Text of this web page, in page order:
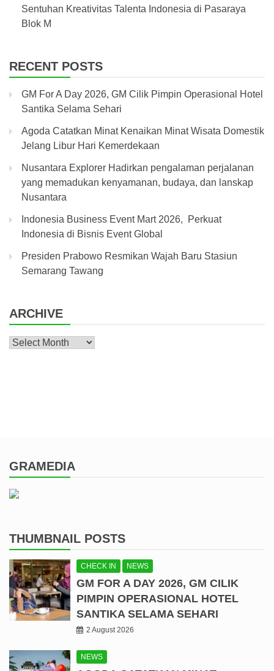
Sentuhan Kreativitas Talenta Indonesia di Pasaraya
Blok M
RECENT POSTS
GM For A Day 2026, GM Cilik Pimpin Operasional Hotel
Santika Selama Sehari
Agoda Catatkan Minat Kenaikan Minat Wisata Domestik
Jelang Libur Hari Kemerdekaan
Nusantara Explorer Hadirkan pengalaman perjalanan
yang memadukan kenyamanan, budaya, dan lanskap
Nusantara
Indonesia Business Event Mart 2026, Perkuat
Indonesia di Bisnis Event Global
Presiden Prabowo Resmikan Wajah Baru Stasiun
Semarang Tawang
ARCHIVE
Archive
GRAMEDIA
THUMBNAIL POSTS
CHECK IN NEWS
GM FOR A DAY 2026, GM CILIK
PIMPIN OPERASIONAL HOTEL
SANTIKA SELAMA SEHARI
2 August 2026
NEWS